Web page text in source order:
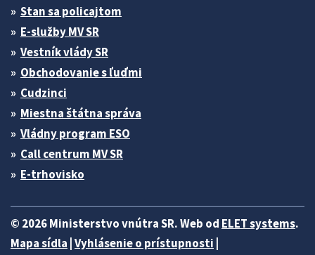
Stan sa policajtom
E-služby MV SR
Vestník vlády SR
Obchodovanie s ľuďmi
Cudzinci
Miestna štátna správa
Vládny program ESO
Call centrum MV SR
E-trhovisko
© 2026 Ministerstvo vnútra SR. Web od ELET systems.
Mapa sídla Vyhlásenie o prístupnosti